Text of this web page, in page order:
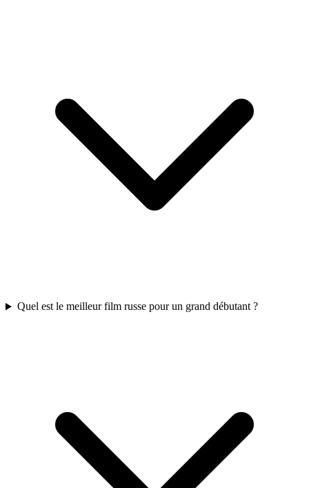
Quel est le meilleur film russe pour un grand débutant ?